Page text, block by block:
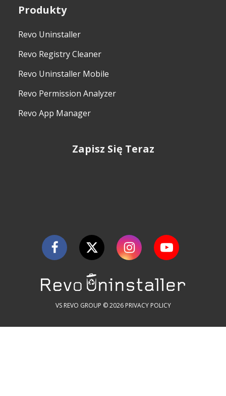
Produkty
Revo Uninstaller
Revo Registry Cleaner
Revo Uninstaller Mobile
Revo Permission Analyzer
Revo App Manager
Zapisz Się Teraz
VS REVO GROUP © 2026 PRIVACY POLICY